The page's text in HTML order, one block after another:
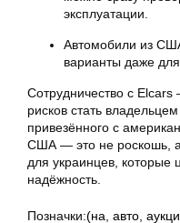
эксплуатации.
Автомобили из
варианты даже
Сотрудничество с
рисков стать
привезённого с
США — это не роскошь,
для украинцев, которые
надёжность.
Позначки:(на авто